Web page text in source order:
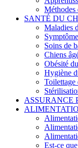
Méthodes
SANTÉ DU
Maladies
Soins de
Chiens
Obésité
Hygiène
Toilettage
ASSURANCE
Est-ce